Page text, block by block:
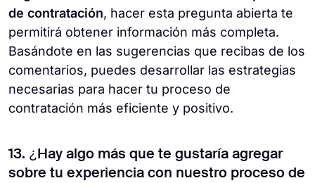
de contratación, hacer esta pregunta abierta te
permitirá obtener información más completa.
Basándote en las sugerencias que recibas de los
comentarios, puedes desarrollar las estrategias
necesarias para hacer tu proceso de
contratación más eficiente y positivo.
13. ¿Hay algo más que te gustaría agregar
sobre tu experiencia con nuestro proceso de